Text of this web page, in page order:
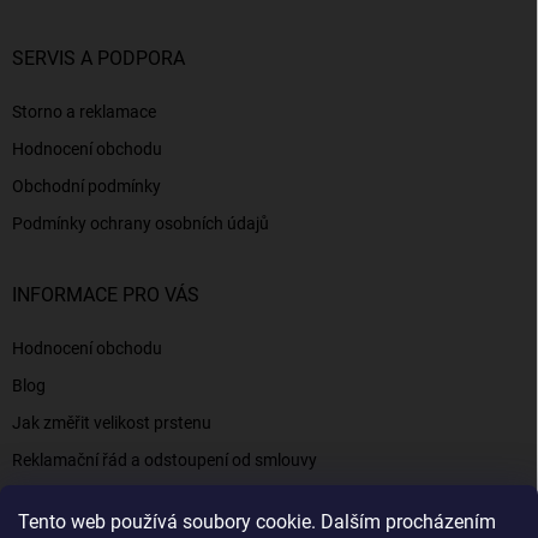
Tento web používá soubory cookie. Dalším procházením
SERVIS A PODPORA
Storno a reklamace
Hodnocení obchodu
Obchodní podmínky
Podmínky ochrany osobních údajů
INFORMACE PRO VÁS
Hodnocení obchodu
Blog
Jak změřit velikost prstenu
Reklamační řád a odstoupení od smlouvy